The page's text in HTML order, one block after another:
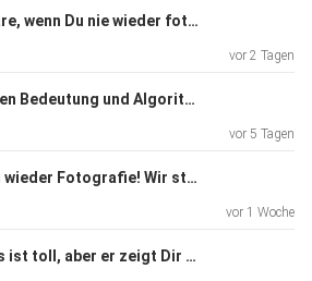
jedes noch so berühmte Zitat.
499 - Was wäre, wenn Du nie wieder fotografieren dürftest?
vor 2 Tagen
498 - Zwischen Bedeutung und Algorithmus
vor 5 Tagen
497 - Endlich wieder Fotografie! Wir starten analog. (Folge 1/6)
vor 1 Woche
496 - Applaus ist toll, aber er zeigt Dir nicht den Weg